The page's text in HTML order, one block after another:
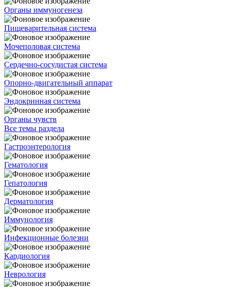
Органы иммуногенеза
Пищеварительная система
Мочеполовая система
Сердечно-сосудистая система
Опорно-двигательный аппарат
Эндокринная система
Органы чувств
Все темы раздела
Гастроэнтерология
Гематология
Гепатология
Дерматология
Иммунология
Инфекционные болезни
Кардиология
Неврология